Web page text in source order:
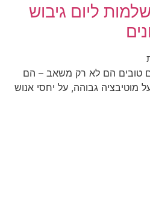
ליום גיבוש
טובים הם לא רק משאב – הם
מוטיבציה גבוהה, על יחסי אנוש